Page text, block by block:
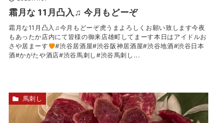
霜月な 11月凸入♫ 今月もどーぞ
霜月な11月凸入♫今月もどーぞ虎うまよろしくお願い致します今夜
もあったか店内にて皆様の御来店雄町してまーす本日はアイドルお
さや居まーす
#渋谷居酒屋#渋谷阪神居酒屋#渋谷地酒#渋谷日本
酒#かがたや酒店#渋谷馬刺し#渋谷馬刺し...
馬刺し